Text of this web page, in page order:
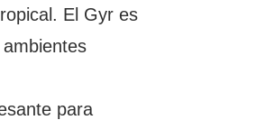
El Gyr es
para